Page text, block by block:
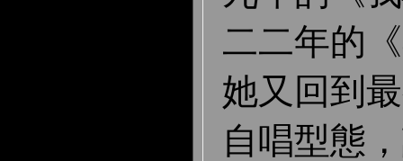
二二年的
她又回到
自唱型態